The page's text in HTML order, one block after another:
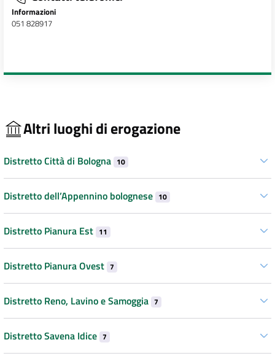
Informazioni
051 828917
Altri luoghi di erogazione
Distretto Città di Bologna 10
Distretto dell’Appennino bolognese 10
Distretto Pianura Est 11
Distretto Pianura Ovest 7
Distretto Reno, Lavino e Samoggia 7
Distretto Savena Idice 7